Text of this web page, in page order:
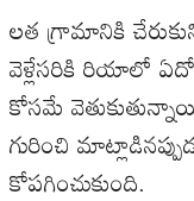
లత గ్రామానికి
వెళ్లేసరికిరియాలో ఏదో
కోసమే
గురించి
కోపగించుకుంది.